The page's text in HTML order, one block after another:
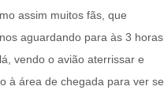
assim muitos fãs, que
aguardando para às 3 horas,
vendo o avião aterrissar e
à área de chegada para ver se